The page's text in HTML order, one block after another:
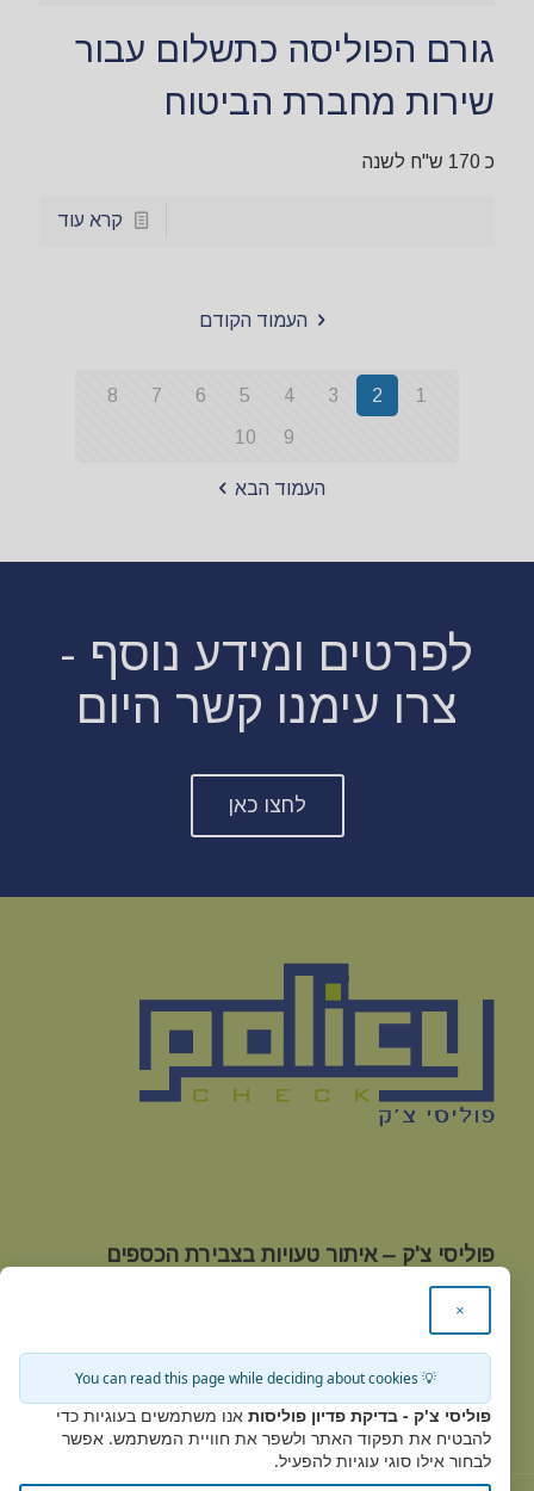
גורם הפוליסה כתשלום עבור
שירות מחברת הביטוח
כ 170 ש"ח לשנה
קרא עוד
העמוד הקודם
1
2
3
4
5
6
7
8
9
10
העמוד הבא
לפרטים ומידע נוסף -
צרו עימנו קשר היום
לחצו כאן
פוליסי צ'ק – איתור טעויות בצבירת הכספים
בביטוחי מנהלים אצל חברות הביטוח
טלפון: 03-9221586
office@policycheck.co.il
3
×
💡 You can read this page while deciding about cookies
פוליסי צ'ק - בדיקת פדיון פוליסות אנו משתמשים בעוגיות כדי
להבטיח את תפקוד האתר ולשפר את חוויית המשתמש. אפשר
לבחור אילו סוגי עוגיות להפעיל.